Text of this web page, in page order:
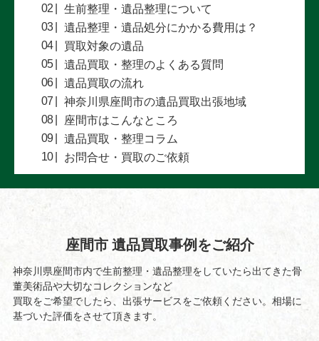
生前整理・遺品整理について
遺品整理・遺品処分にかかる費用は？
買取対象の遺品
遺品買取・整理のよくある質問
遺品買取の流れ
神奈川県座間市の遺品買取出張地域
座間市はこんなところ
遺品買取・整理コラム
お問合せ・買取のご依頼
座間市 遺品買取事例をご紹介
神奈川県座間市内で生前整理・遺品整理をしていたら出てきた骨
董美術品や大切なコレクションなど
買取をご希望でしたら、出張サービスをご依頼ください。相場に
基づいた評価をさせて頂きます。